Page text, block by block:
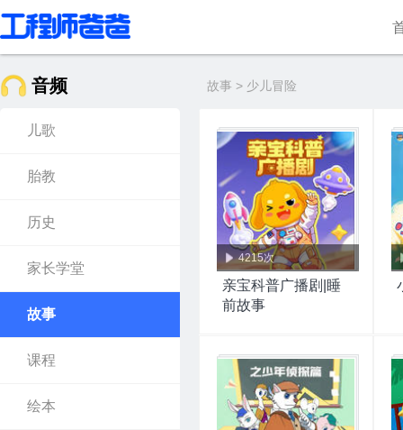
音频 故事 > 少儿冒险
儿歌
胎教
历史
家长学堂
故事
课程
绘本
4215次
亲宝科普广播剧|睡
前故事